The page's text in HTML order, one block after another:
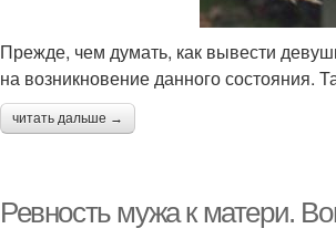
Прежде, чем думать, как вывести
на возникновение данного
читать дальше →
Ревность мужа к матери.